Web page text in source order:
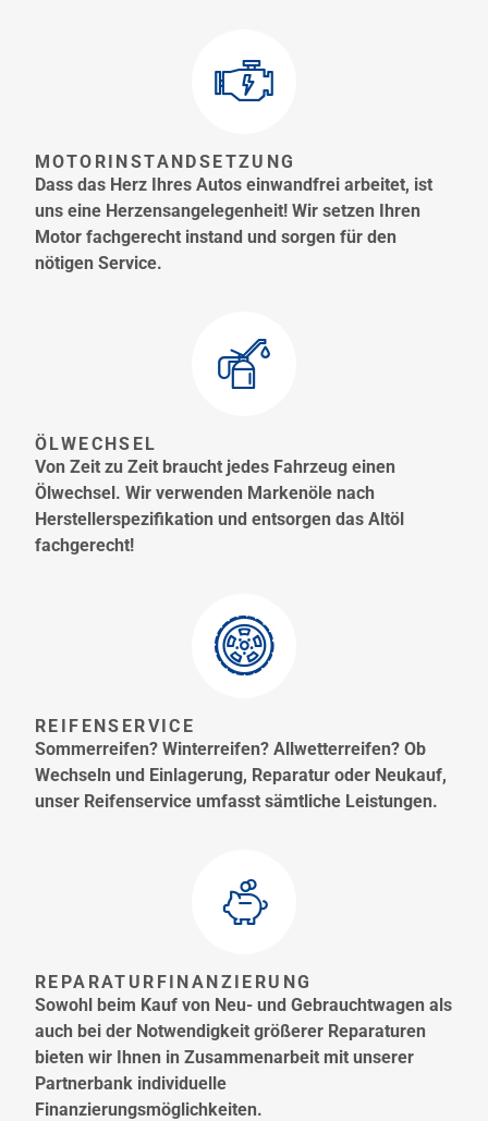
MOTORINSTANDSETZUNG
Dass das Herz Ihres Autos einwandfrei arbeitet, ist
uns eine Herzensangelegenheit! Wir setzen Ihren
Motor fachgerecht instand und sorgen für den
nötigen Service.
ÖLWECHSEL
Von Zeit zu Zeit braucht jedes Fahrzeug einen
Ölwechsel. Wir verwenden Markenöle nach
Herstellerspezifikation und entsorgen das Altöl
fachgerecht!
REIFENSERVICE
Sommerreifen? Winterreifen? Allwetterreifen? Ob
Wechseln und Einlagerung, Reparatur oder Neukauf,
unser Reifenservice umfasst sämtliche Leistungen.
REPARATURFINANZIERUNG
Sowohl beim Kauf von Neu- und Gebrauchtwagen als
auch bei der Notwendigkeit größerer Reparaturen
bieten wir Ihnen in Zusammenarbeit mit unserer
Partnerbank individuelle
Finanzierungsmöglichkeiten.